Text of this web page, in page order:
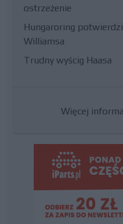
ostrzeżenie
Hungaroring
Williamsa
Trudny wyścig Haasa
Więcej